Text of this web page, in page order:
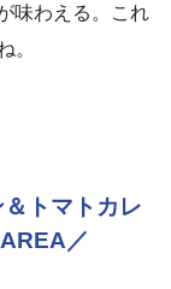
味わえる。これ
。
トマトカレ
／